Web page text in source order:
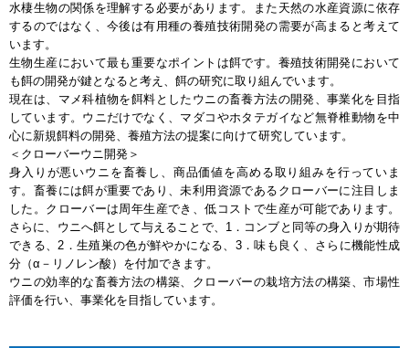
水棲生物の関係を理解する必要があります。また天然の水産資源に依存
するのではなく、今後は有用種の養殖技術開発の需要が高まると考えて
います。
生物生産において最も重要なポイントは餌です。養殖技術開発において
も餌の開発が鍵となると考え、餌の研究に取り組んでいます。
現在は、マメ科植物を餌料としたウニの畜養方法の開発、事業化を目指
しています。ウニだけでなく、マダコやホタテガイなど無脊椎動物を中
心に新規餌料の開発、養殖方法の提案に向けて研究しています。
＜クローバーウニ開発＞
身入りが悪いウニを畜養し、商品価値を高める取り組みを行っていま
す。畜養には餌が重要であり、未利用資源であるクローバーに注目しま
した。クローバーは周年生産でき、低コストで生産が可能であります。
さらに、ウニへ餌として与えることで、1．コンブと同等の身入りが期待
できる、2．生殖巣の色が鮮やかになる、3．味も良く、さらに機能性成
分（α－リノレン酸）を付加できます。
ウニの効率的な畜養方法の構築、クローバーの栽培方法の構築、市場性
評価を行い、事業化を目指しています。